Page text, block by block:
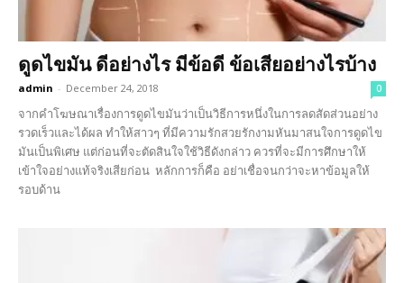
ดูดไขมัน ดีอย่างไร มีข้อดี ข้อเสียอย่างไรบ้าง
admin - December 24, 2018 0
จากคำโฆษณาเรื่องการดูดไขมันว่าเป็นวิธีการหนึ่งในการลดสัดส่วนอย่าง
รวดเร็วและได้ผล ทำให้สาวๆ ที่มีความรักสวยรักงามหันมาสนใจการดูดไข
มันเป็นพิเศษ แต่ก่อนที่จะตัดสินใจใช้วิธีดังกล่าว ควรที่จะมีการศึกษาให้
เข้าใจอย่างแท้จริงเสียก่อน หลักการก็คือ อย่าเชื่อจนกว่าจะหาข้อมูลให้
รอบด้าน